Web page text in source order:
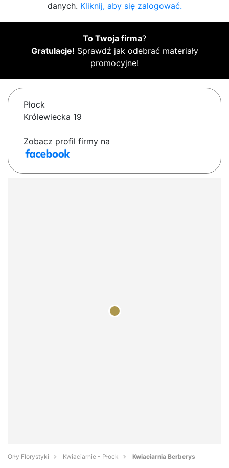
danych. Kliknij, aby się zalogować.
To Twoja firma?
Gratulacje! Sprawdź jak odebrać materiały
promocyjne!
Płock
Królewiecka 19
Zobacz profil firmy na
Orły Florystyki Kwiaciarnie - Płock Kwiaciarnia Berberys